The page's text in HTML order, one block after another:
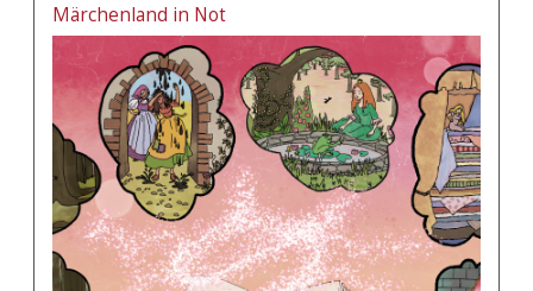
Märchenland in Not